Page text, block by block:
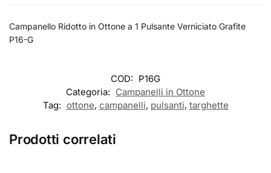
Campanello Ridotto in Ottone a 1 Pulsante Verniciato Grafite
P16-G
COD: P16G
Categoria: Campanelli in Ottone
Tag: ottone, campanelli, pulsanti, targhette
Prodotti correlati